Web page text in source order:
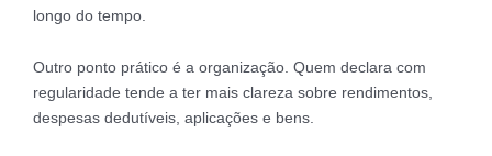
longo do tempo.
Outro ponto prático é a organização. Quem declara com
regularidade tende a ter mais clareza sobre rendimentos,
despesas dedutíveis, aplicações e bens.